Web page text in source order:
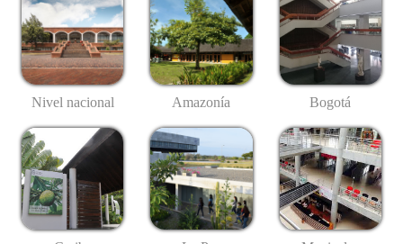
Nivel nacional Amazonía Bogotá